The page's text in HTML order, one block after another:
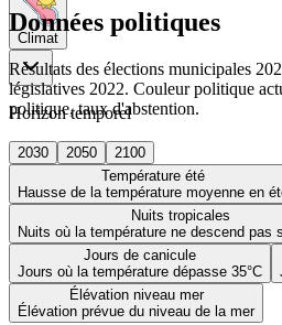
Climat
Horizon temporel
2030 2050
2100
Température été
Hausse de la température moyenne en
Nuits tropicales
Nuits où la température ne descend pas
Jours de canicule
Jours où la température dépasse 35°C
Élévation niveau mer
Élévation prévue du niveau de la mer
Données politiques
Résultats des élections municipales
législatives 2022. Couleur politique
politique, taux d'abstention.